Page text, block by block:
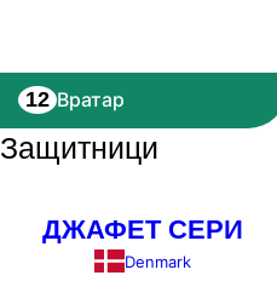
12 Вратар
Защитници
ДЖАФЕТ СЕРИ
Denmark